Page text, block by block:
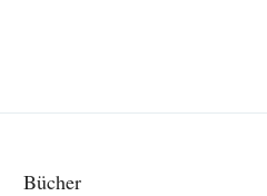
Bücher